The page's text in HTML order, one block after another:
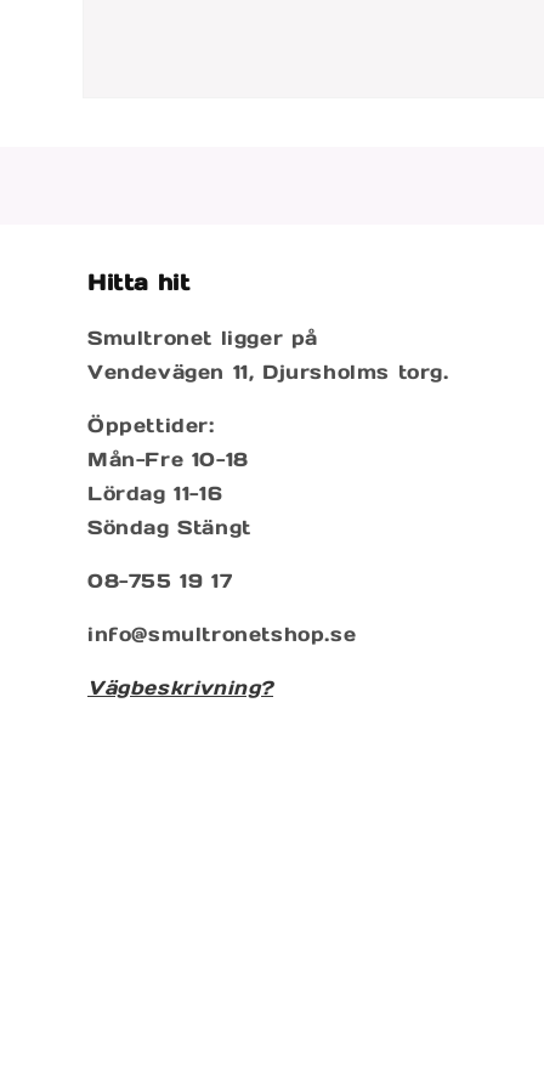
Hitta hit
Smultronet ligger på
Vendevägen 11, Djursholms torg.
Öppettider:
Mån-Fre 10-18
Lördag 11-16
Söndag Stängt
08-755 19 17
info@smultronetshop.se
Vägbeskrivning?